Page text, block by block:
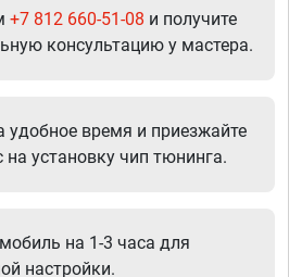
+7 812 660-51-08 и получите
консультацию у мастера.
удобное время и приезжайте
на установку чип тюнинга.
на 1-3 часа для
настройки.